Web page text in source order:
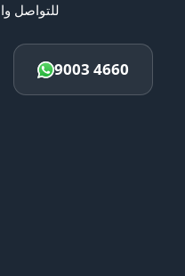
للتواصل
9003 4660